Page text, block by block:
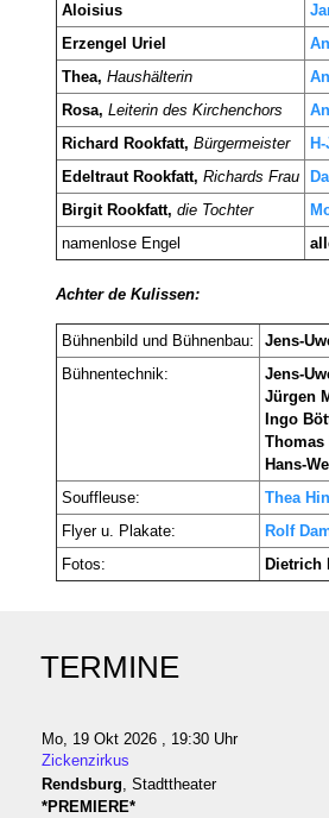
Aloisius
Erzengel Uriel
Thea, Haushälterin
Rosa, Leiterin des Kirchenchors
Richard Rookfatt, Bürgermeister
Edeltraut Rookfatt, Richards Frau
Birgit Rookfatt, die Tochter
namenlose Engel
Achter de Kulissen:
Bühnenbild und Bühnenbau:
Jens-
Bühnentechnik:
Jens-
Jürgen
Ingo
Thomas
Hans-
Souffleuse:
Thea
Flyer u. Plakate:
Rolf
Fotos:
Dietrich
TERMINE
Mo, 19 Okt 2026 , 19:30 Uhr
Zickenzirkus
Rendsburg, Stadttheater
*PREMIERE*